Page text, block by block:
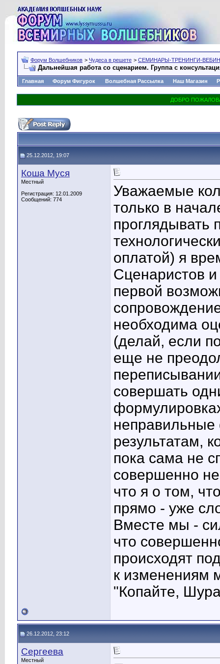
Форум Волшебников > Чудеса в решете > СЕМИНАРЫ-ТРЕНИНГИ-
Дальнейшая работа со сценарием. Группа с
Главная Форум Фигурок Волшебная Рассылка Наш Магазин
25.12.2012, 19:07
Коша Муся
Местный
Регистрация: 12.01.2009
Сообщений: 774
Уважаемые
только в
проглядывать
оплатой) я
Сценаристов
первой
необходима
(делай, если
еще не
совершать
неправильные
результатам,
пока сама не
совершенно
что я о том,
прямо - уже
Вместе мы -
что
происходят
к изменениям
"Копайте,
26.12.2012, 23:12
Сергеева
Местный